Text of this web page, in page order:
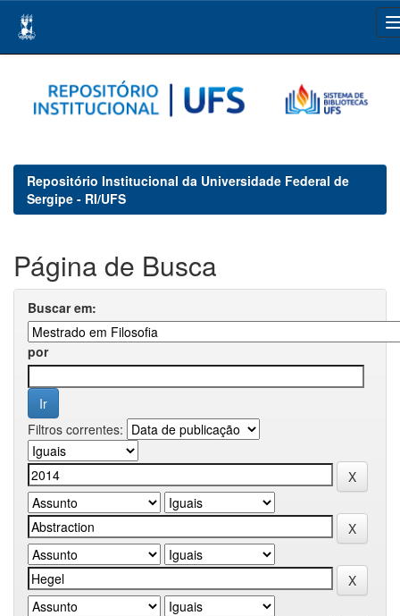
navigation
Repositório Institucional da Universidade Federal de
Sergipe - RI/UFS
Página de Busca
Buscar em:
por
Filtros correntes: